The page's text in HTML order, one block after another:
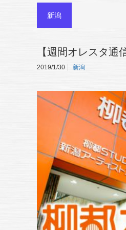
新潟
【週間オレスタ
2019/1/30 新潟